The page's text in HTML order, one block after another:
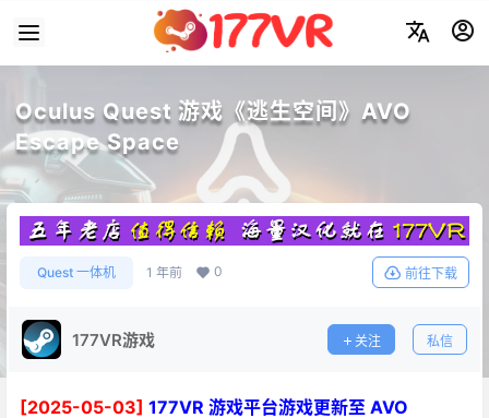
Oculus Quest 游戏《逃生空间》AVO
Escape Space
Quest 一体机 1 年前 0 前往下载
177VR游戏 关注 私信
[2025-05-03] 177VR 游戏平台游戏更新至 AVO